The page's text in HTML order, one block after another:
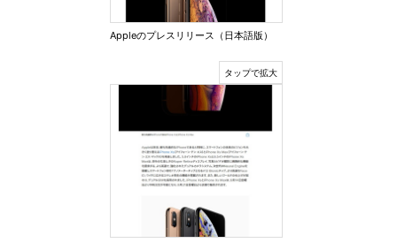
Appleのプレスリリース（日本語版）